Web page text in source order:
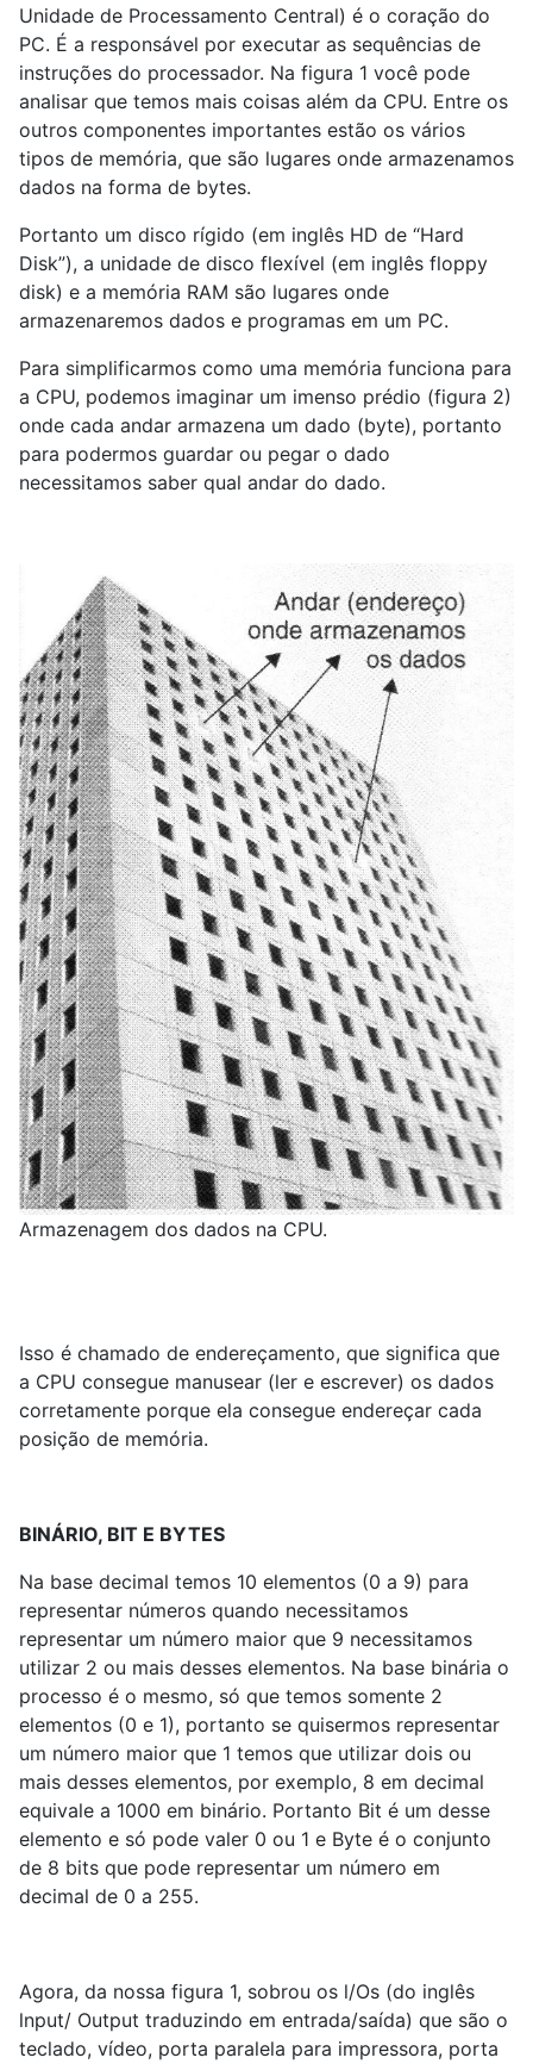
Unidade de Processamento Central) é o coração do
PC. É a responsável por executar as sequências de
instruções do processador. Na figura 1 você pode
analisar que temos mais coisas além da CPU. Entre os
outros componentes importantes estão os vários
tipos de memória, que são lugares onde armazenamos
dados na forma de bytes.
Portanto um disco rígido (em inglês HD de “Hard
Disk”), a unidade de disco flexível (em inglês floppy
disk) e a memória RAM são lugares onde
armazenaremos dados e programas em um PC.
Para simplificarmos como uma memória funciona para
a CPU, podemos imaginar um imenso prédio (figura 2)
onde cada andar armazena um dado (byte), portanto
para podermos guardar ou pegar o dado
necessitamos saber qual andar do dado.
Armazenagem dos dados na CPU.
Isso é chamado de endereçamento, que significa que
a CPU consegue manusear (ler e escrever) os dados
corretamente porque ela consegue endereçar cada
posição de memória.
BINÁRIO, BIT E BYTES
Na base decimal temos 10 elementos (0 a 9) para
representar números quando necessitamos
representar um número maior que 9 necessitamos
utilizar 2 ou mais desses elementos. Na base binária o
processo é o mesmo, só que temos somente 2
elementos (0 e 1), portanto se quisermos representar
um número maior que 1 temos que utilizar dois ou
mais desses elementos, por exemplo, 8 em decimal
equivale a 1000 em binário. Portanto Bit é um desse
elemento e só pode valer 0 ou 1 e Byte é o conjunto
de 8 bits que pode representar um número em
decimal de 0 a 255.
Agora, da nossa figura 1, sobrou os l/Os (do inglês
lnput/ Output traduzindo em entrada/saída) que são o
teclado, vídeo, porta paralela para impressora, porta